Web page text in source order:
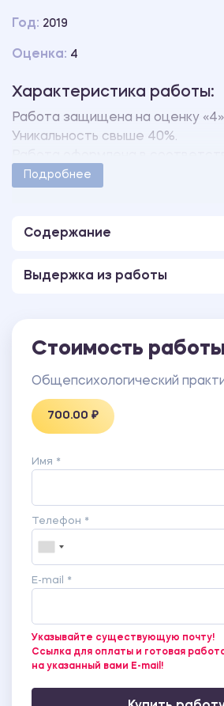
Год: 2019
Оценка: 4
Характеристика работы:
Работа защищена на оценку
Уникальность свыше 40%.
методическими указаниями
Подробнее
Содержание
Выдержка из работы
Стоимость работы
Общепсихологический
700.00 ₽
Имя *
Телефон *
E-mail *
Указывайте существующую почту!
Ссылка для оплаты и готовая
на указанный вами E-mail!